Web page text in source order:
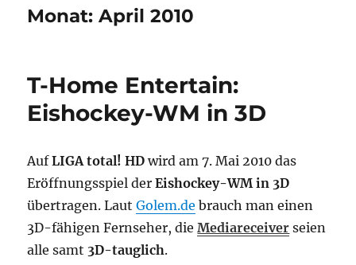
Monat:April 2010
T-Home Entertain:
Eishockey-WM in 3D
AufLIGA total! HD wird am 7. Mai 2010 das
Eröffnungsspiel derEishockey-WM in 3D
übertragen. LautGolem.de brauch man einen
3D-fähigen Fernseher, dieMediareceiver seien
alle samt 3D-tauglich.